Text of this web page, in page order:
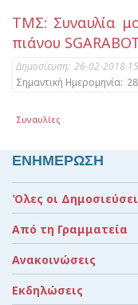
ΤΜΣ: Συναυλία
πιάνου
Δημοσίευση: 26-02-2018
Σημαντική Ημερομηνία:
Συναυλίες
ΕΝΗΜΕΡΩΣΗ
Όλες οι
Από τη Γραμματεία
Ανακοινώσεις
Εκδηλώσεις